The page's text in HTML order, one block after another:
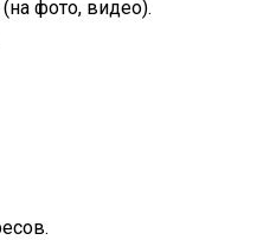
фото, видео).